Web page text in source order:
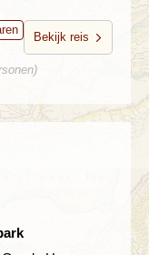
Bekijk reis